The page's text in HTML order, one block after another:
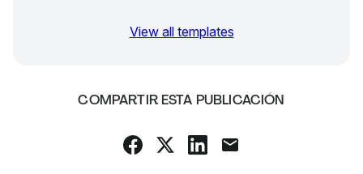
View all templates
COMPARTIR ESTA PUBLICACIÓN